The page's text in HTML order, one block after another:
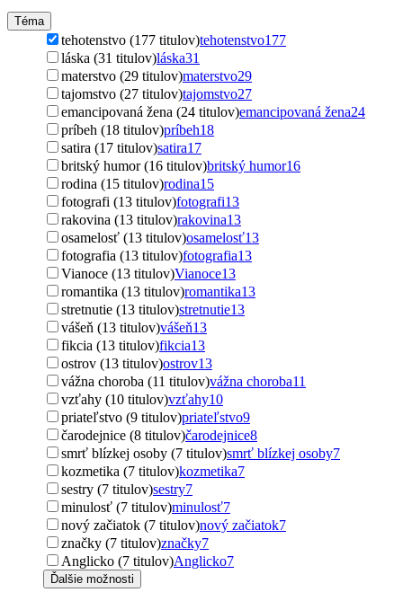
Téma
tehotenstvo (177 titulov)tehotenstvo177
láska (31 titulov)láska31
materstvo (29 titulov)materstvo29
tajomstvo (27 titulov)tajomstvo27
emancipovaná žena (24 titulov)emancipovaná žena24
príbeh (18 titulov)príbeh18
satira (17 titulov)satira17
britský humor (16 titulov)britský humor16
rodina (15 titulov)rodina15
fotografi (13 titulov)fotografi13
rakovina (13 titulov)rakovina13
osamelosť (13 titulov)osamelosť13
fotografia (13 titulov)fotografia13
Vianoce (13 titulov)Vianoce13
romantika (13 titulov)romantika13
stretnutie (13 titulov)stretnutie13
vášeň (13 titulov)vášeň13
fikcia (13 titulov)fikcia13
ostrov (13 titulov)ostrov13
vážna choroba (11 titulov)vážna choroba11
vzťahy (10 titulov)vzťahy10
priateľstvo (9 titulov)priateľstvo9
čarodejnice (8 titulov)čarodejnice8
smrť blízkej osoby (7 titulov)smrť blízkej osoby7
kozmetika (7 titulov)kozmetika7
sestry (7 titulov)sestry7
minulosť (7 titulov)minulosť7
nový začiatok (7 titulov)nový začiatok7
značky (7 titulov)značky7
Anglicko (7 titulov)Anglicko7
Ďalšie možnosti